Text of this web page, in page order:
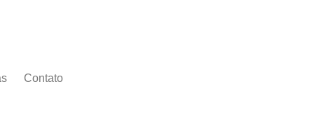
Contato